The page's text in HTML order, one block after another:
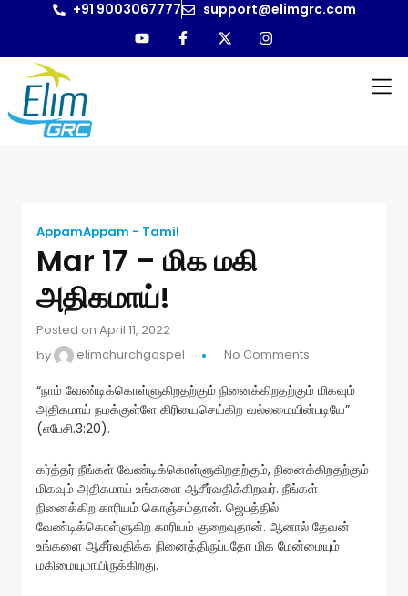
+91 9003067777 support@elimgrc.com
AppamAppam - Tamil
Mar 17 – மிக மகி
அதிகமாய்!
Posted on April 11, 2022
by
elimchurchgospel No Comments
“நாம் வேண்டிக்கொள்ளுகிறதற்கும் நினைக்கிறதற்கும் மிகவும்
அதிகமாய் நமக்குள்ளே கிரியைசெய்கிற வல்லமையின்படியே”
(எபேசி.3:20).
கர்த்தர் நீங்கள் வேண்டிக்கொள்ளுகிறதற்கும், நினைக்கிறதற்கும்
மிகவும் அதிகமாய் உங்களை ஆசீர்வதிக்கிறவர். நீங்கள்
நினைக்கிற காரியம் கொஞ்சம்தான். ஜெபத்தில்
வேண்டிக்கொள்ளுகிற காரியம் குறைவுதான். ஆனால் தேவன்
உங்களை ஆசீர்வதிக்க நினைத்திருப்பதோ மிக மேன்மையும்
மகிமையுமாயிருக்கிறது.